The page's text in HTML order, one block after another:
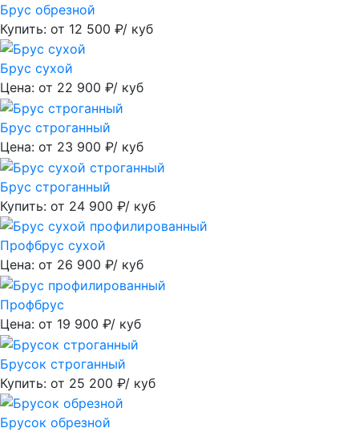
Брус обрезной
Купить: от 12 500 ₽/ куб
Брус сухой
Цена: от 22 900 ₽/ куб
Брус строганный
Цена: от 23 900 ₽/ куб
Брус строганный
Купить: от 24 900 ₽/ куб
Профбрус сухой
Цена: от 26 900 ₽/ куб
Профбрус
Цена: от 19 900 ₽/ куб
Брусок строганный
Купить: от 25 200 ₽/ куб
Брусок обрезной